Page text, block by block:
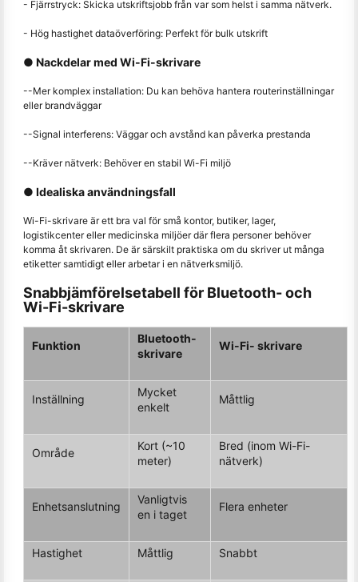
- Fjärrstryck: Skicka utskriftsjobb från var som helst i samma nätverk.
- Hög hastighet dataöverföring: Perfekt för bulk utskrift
● Nackdelar med Wi-Fi-skrivare
--Mer komplex installation: Du kan behöva hantera routerinställningar
eller brandväggar
--Signal interferens: Väggar och avstånd kan påverka prestanda
--Kräver nätverk: Behöver en stabil Wi-Fi miljö
● Idealiska användningsfall
Wi-Fi-skrivare är ett bra val för små kontor, butiker, lager,
logistikcenter eller medicinska miljöer där flera personer behöver
komma åt skrivaren. De är särskilt praktiska om du skriver ut många
etiketter samtidigt eller arbetar i en nätverksmiljö.
Snabbjämförelsetabell för Bluetooth- och
Wi-Fi-skrivare
Funktion
Bluetooth-
skrivare
Wi-Fi- skrivare
Inställning
Mycket
enkelt
Måttlig
Område
Kort (~10
meter)
Bred (inom Wi-Fi-
nätverk)
Enhetsanslutning
Vanligtvis
en i taget
Flera enheter
Hastighet Måttlig Snabbt